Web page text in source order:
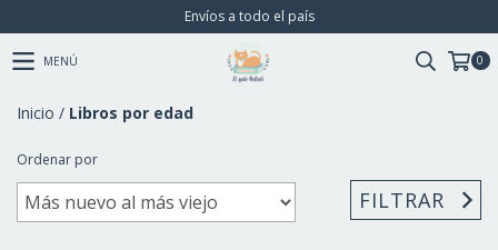
Envíos a todo el país
MENÚ 0
Inicio / Libros por edad
Ordenar por
FILTRAR